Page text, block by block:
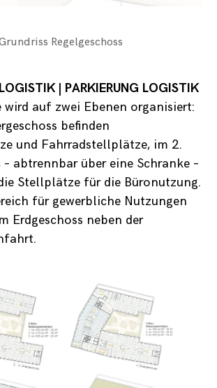
Regelgeschoss
| PARKIERUNG LOGISTIK
wird auf zwei Ebenen organisiert:
befinden
und Fahrradstellplätze, im 2.
– abtrennbar über eine Schranke –
Stellplätze für die Büronutzung.
für gewerbliche Nutzungen
Erdgeschoss neben der